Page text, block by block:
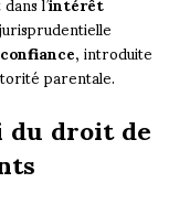
, introduite
parentale.
droit de